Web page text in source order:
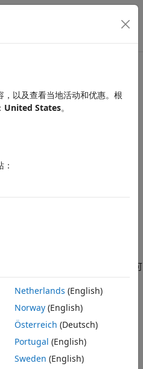
码的信息
译和链接生成的代码的信息。
返回一个编译信息对象。您可
链接生成的代码的信息。例如：
以及查看当地活动和优惠。根
United States。
Netherlands (English)
Norway(English)
Österreich (Deutsch)
Portugal (English)
Sweden (English)